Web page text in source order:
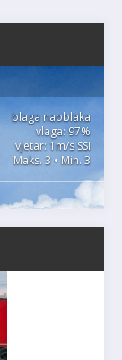
blaga naoblaka
vlaga: 97%
vjetar: 1m/s SSI
Maks. 3 • Min. 3